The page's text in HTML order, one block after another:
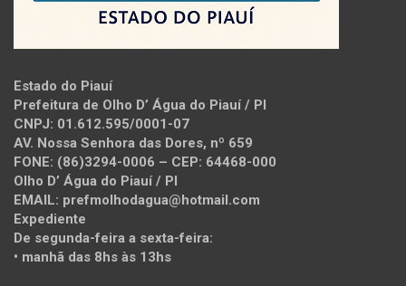
Estado do Piauí
Prefeitura de Olho D’ Água do Piauí / PI
CNPJ: 01.612.595/0001-07
AV. Nossa Senhora das Dores, nº 659
FONE: (86)3294-0006 – CEP: 64468-000
Olho D’ Água do Piauí / PI
EMAIL: prefmolhodagua@hotmail.com
Expediente
De segunda-feira a sexta-feira:
• manhã das 8hs às 13hs